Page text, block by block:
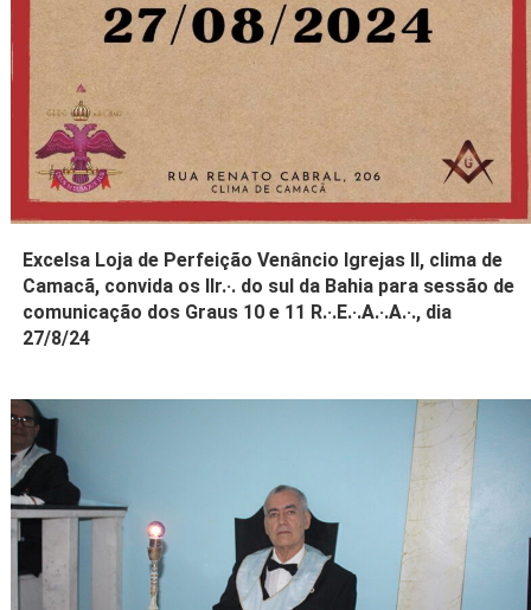
Excelsa Loja de Perfeição Venâncio Igrejas II, clima de
Camacã, convida os IIr.·. do sul da Bahia para sessão de
comunicação dos Graus 10 e 11 R.·.E.·.A.·.A.·., dia
27/8/24